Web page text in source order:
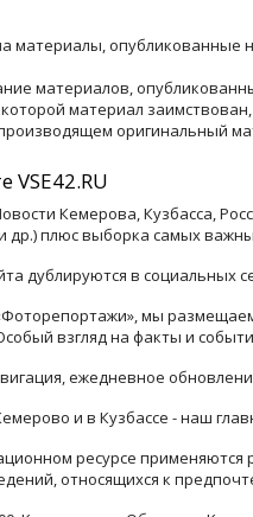
материалы, опубликованные
материалов,
которой материал
оригинальный
VSE42.RU
Кемерова, Кузбасса,
др.) плюс выборка самых
дублируются в социальных
мы
взгляд на факты и
ежедневное
и в Кузбассе - наш
ресурсе применяются
относящихся к